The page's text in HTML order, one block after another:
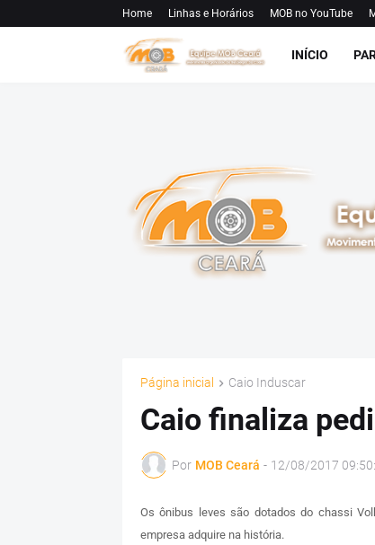
Home Linhas e Horários MOB no YouTube
INÍCIO
Página inicial Caio Induscar
Caio finaliza
Por MOB Ceará - 12/08/2017
Os ônibus leves são dotados do chassi
empresa adquire na história.